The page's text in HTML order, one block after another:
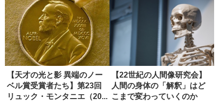
【天才の光と影 異端のノー
ベル賞受賞者たち】第23回
リュック・モンタニエ（20...
【22世紀の人間像研究会】
人間の身体の「解釈」はど
こまで変わっていくのか